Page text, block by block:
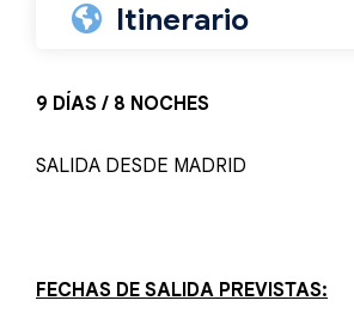
Itinerario
9 DÍAS / 8 NOCHES
SALIDA DESDE MADRID
FECHAS DE SALIDA PREVISTAS: